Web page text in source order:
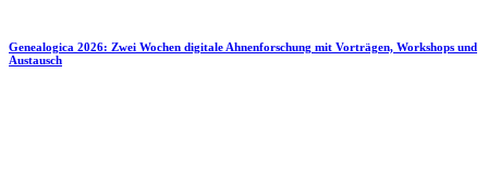
Genealogica 2026: Zwei Wochen digitale Ahnenforschung mit Vorträgen, Workshops und
Austausch